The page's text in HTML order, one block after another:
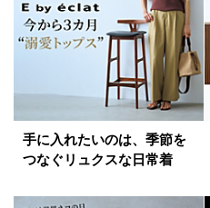
手に入れたいのは、季節を
つなぐリュクスな日常着